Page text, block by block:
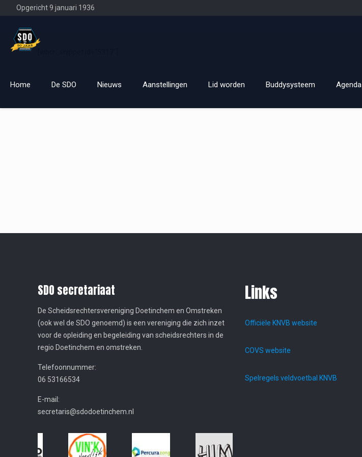
Opgericht 9 januari 1936
Home De SDO Nieuws Aanstellingen Lid worden Buddysysteem Agenda
SDO secretariaat
De Scheidsrechtersvereniging Doetinchem en Omstreken
(ook wel de SDO genoemd) is een vereniging die zich inzet
voor de opleiding en begeleiding van scheidsrechters in de
regio Doetinchem en omstreken.
Telefoonnummer:
06 53166534
E-mail:
secretaris@sdodoetinchem.nl
Links
Officiële KNVB website
COVS website
Spelregels veldvoetbal KNVB